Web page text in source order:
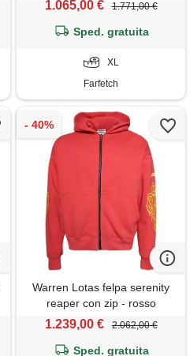
1.065,00 € 1.771,00 €
Sped. gratuita
XL
Farfetch
Warren Lotas felpa serenity
reaper con zip - rosso
1.239,00 € 2.062,00 €
Sped. gratuita